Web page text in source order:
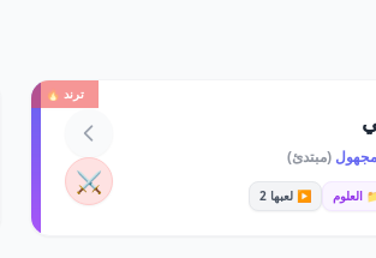
ترند 🔥
مجهول(مبتدئ)
العلوم ▶️ لعبها 2 ⚔️